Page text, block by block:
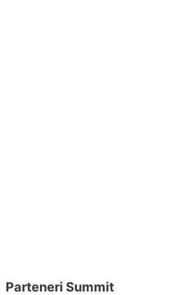
Parteneri Summit